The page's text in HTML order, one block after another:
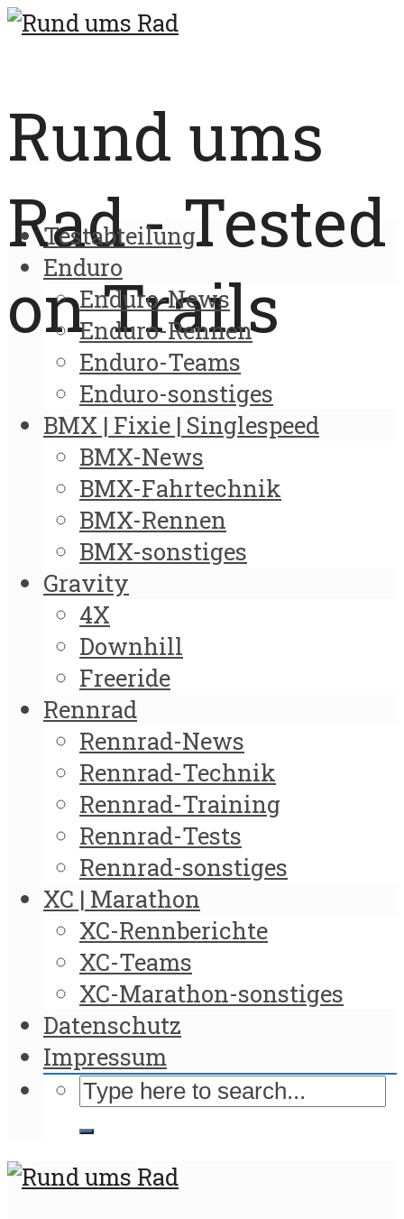
Rund ums
Rad - Tested
on Trails
Testabteilung
Enduro
Enduro-News
Enduro-Rennen
Enduro-Teams
Enduro-sonstiges
BMX | Fixie | Singlespeed
BMX-News
BMX-Fahrtechnik
BMX-Rennen
BMX-sonstiges
Gravity
4X
Downhill
Freeride
Rennrad
Rennrad-News
Rennrad-Technik
Rennrad-Training
Rennrad-Tests
Rennrad-sonstiges
XC | Marathon
XC-Rennberichte
XC-Teams
XC-Marathon-sonstiges
Datenschutz
Impressum